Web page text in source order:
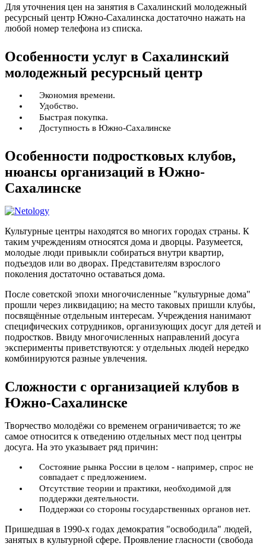
Для уточнения цен на занятия в Сахалинский молодежный
ресурсный центр Южно-Сахалинска достаточно нажать на
любой номер телефона из списка.
Особенности услуг в Сахалинский
молодежный ресурсный центр
Экономия времени.
Удобство.
Быстрая покупка.
Доступность в Южно-Сахалинске
Особенности подростковых клубов,
нюансы организаций в Южно-
Сахалинске
Культурные центры находятся во многих городах страны. К
таким учреждениям относятся дома и дворцы. Разумеется,
молодые люди привыкли собираться внутри квартир,
подъездов или во дворах. Представителям взрослого
поколения достаточно оставаться дома.
После советской эпохи многочисленные "культурные дома"
прошли через ликвидацию; на место таковых пришли клубы,
посвящённые отдельным интересам. Учреждения нанимают
специфических сотрудников, организующих досуг для детей и
подростков. Ввиду многочисленных направлений досуга
эксперименты приветствуются: у отдельных людей нередко
комбинируются разные увлечения.
Сложности с организацией клубов в
Южно-Сахалинске
Творчество молодёжи со временем ограничивается; то же
самое относится к отведению отдельных мест под центры
досуга. На это указывает ряд причин:
Состояние рынка России в целом - например, спрос не
совпадает с предложением.
Отсутствие теории и практики, необходимой для
поддержки деятельности.
Поддержки со стороны государственных органов нет.
Пришедшая в 1990-х годах демократия "освободила" людей,
занятых в культурной сфере. Проявление гласности (свобода